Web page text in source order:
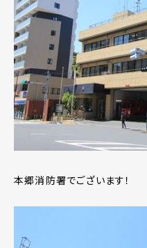
本郷消防署でございます！